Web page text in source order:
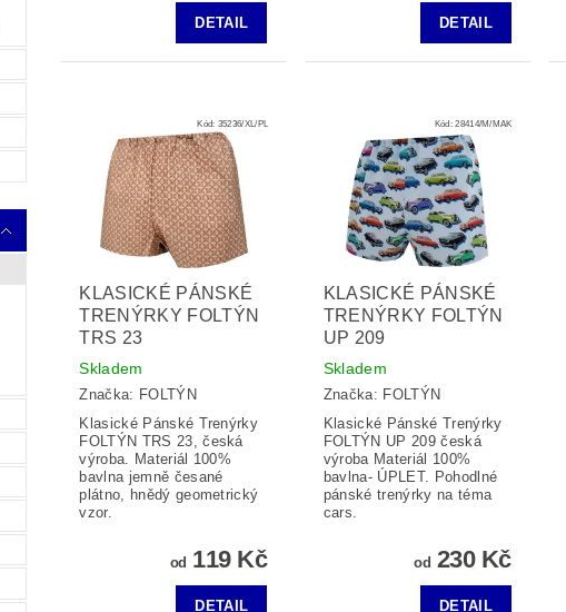
DETAIL DETAIL
Kód: 35236/XL/PL
KLASICKÉ PÁNSKÉ
TRENÝRKY FOLTÝN
TRS 23
Skladem
Značka: FOLTÝN
Klasické Pánské Trenýrky
FOLTÝN TRS 23, česká
výroba. Materiál 100%
bavlna jemně česané
plátno, hnědý geometrický
vzor.
od 119 Kč
DETAIL
Kód:28414/M/MAK
KLASICKÉ PÁNSKÉ
TRENÝRKY FOLTÝN
UP 209
Skladem
Značka: FOLTÝN
Klasické Pánské Trenýrky
FOLTÝN UP 209 česká
výroba Materiál 100%
bavlna- ÚPLET. Pohodlné
pánské trenýrky na téma
cars.
od 230 Kč
DETAIL